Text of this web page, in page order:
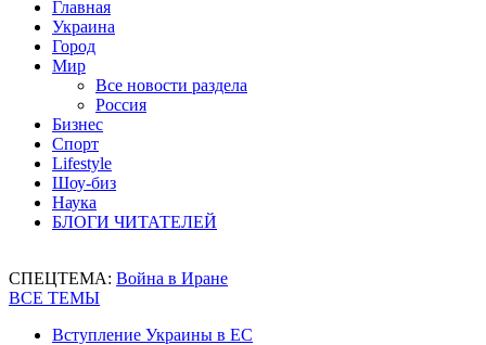
Главная
Украина
Город
Мир
Все новости раздела
Россия
Бизнес
Спорт
Lifestyle
Шоу-биз
Наука
БЛОГИ ЧИТАТЕЛЕЙ
СПЕЦТЕМА: Война в Иране
ВСЕ ТЕМЫ
Вступление Украины в ЕС